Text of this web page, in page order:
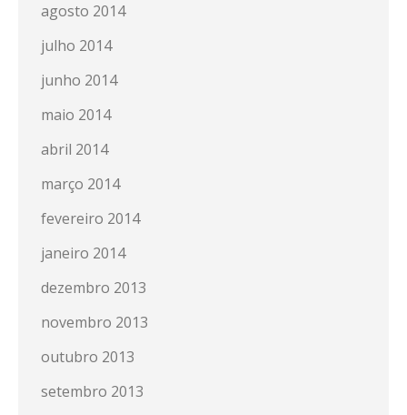
agosto 2014
julho 2014
junho 2014
maio 2014
abril 2014
março 2014
fevereiro 2014
janeiro 2014
dezembro 2013
novembro 2013
outubro 2013
setembro 2013